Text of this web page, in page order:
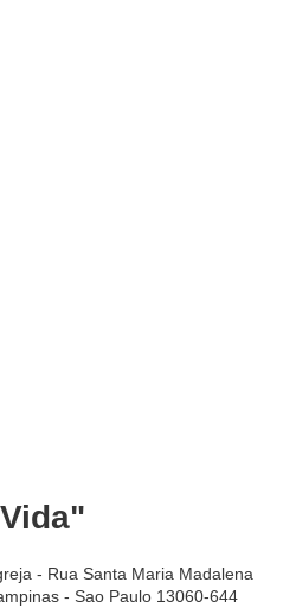
- Rua Santa Maria Madalena
- Sao Paulo 13060-644